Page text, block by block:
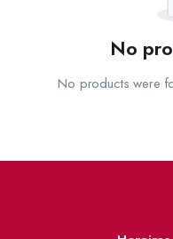
No
No products were